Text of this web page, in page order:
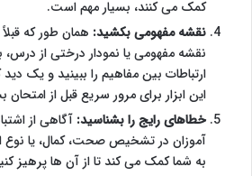
کمک می کنند، بسیار مهم است.
نقشه مفهومی بکشید: همان طور که
نقشه مفهومی یا نمودار درختی از
ارتباطات بین مفاهیم را ببینید و یک
این ابزار برای مرور سریع قبل از امتحان
خطاهای رایج را بشناسید: آگاهی از
آموزان در تشخیص صحت، کمال، یا نوع
به شما کمک می کند تا از آن ها پرهیز